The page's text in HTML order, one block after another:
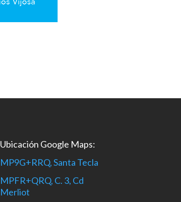
Ubicación Google Maps:
MP9G+RRQ, Santa Tecla
MPFR+QRQ, C. 3, Cd
Merliot